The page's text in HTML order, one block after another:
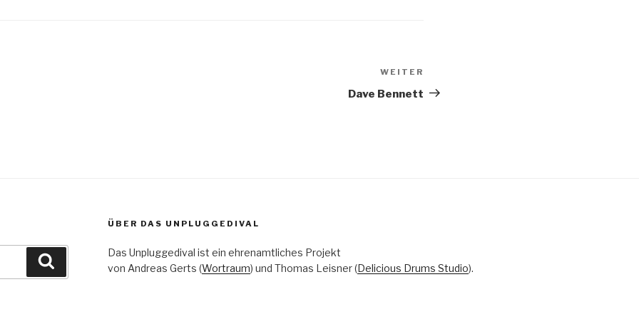
Beitrag
WEITER
Dave Bennett
ÜBER DAS UNPLUGGEDIVAL
Das Unpluggedival ist ein ehrenamtliches Projekt
von Andreas Gerts (Wortraum) und Thomas Leisner (Delicious Drums Studio).